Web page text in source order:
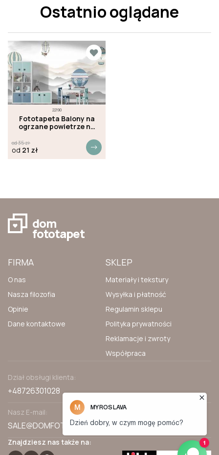
Ostatnio oglądane
22190
Fototapeta Balony na
ogrzane powietrze na
od35zł
od 21 zł
dom
fototapet
Znajdziesz nas także na:
FIRMA
O nas
Nasza filozofia
Opinie
Dane kontaktowe
SKLEP
Materiały i tekstury
Wysyłka i płatność
Regulamin sklepu
Polityka prywatności
Reklamacje i zwroty
Współpraca
Dział obsługi klienta:
+48726301028
Nasz E-mail:
SALE@DOMFOTOTAPET.PL